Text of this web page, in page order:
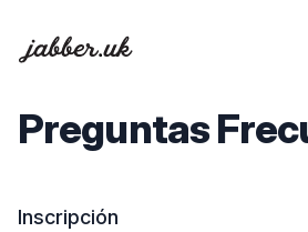
Preguntas
Inscripción